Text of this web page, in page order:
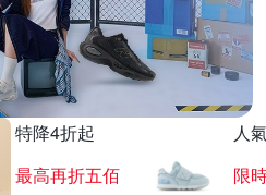
特降4折起
最高再折五佰
人
限